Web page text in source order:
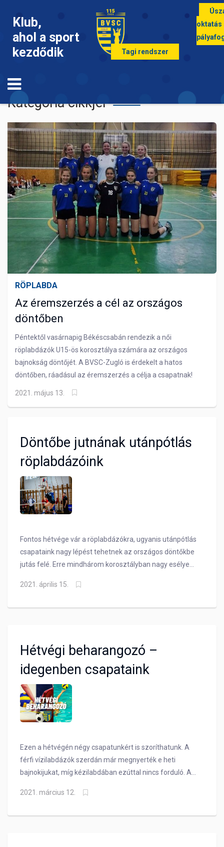
Klub,
ahol a sport
kezdődik
Tagi rendszer
oktatás
Röplabda
Kategória cikkjei
RÖPLABDA
Az éremszerzés a cél az országos
döntőben
Péntektől vasárnapig Békéscsabán rendezik a női
röplabdázók U15-ös korosztálya számára az országos
bajnokság döntőjét. A BVSC-Zugló is érdekelt a hatos
döntőben, ráadásul az éremszerzés a célja a csapatnak!
2021. május 13.
Döntőbe jutnának utánpótlás
röplabdázóink
Fontos hétvége vár a röplabdázókra, ugyanis utánpótlás
csapataink nagy lépést tehetnek az országos döntőkbe
jutás felé. Erre mindhárom korosztályban nagy esélye
2021. április 15.
Hétvégi beharangozó –
idegenben csapataink
Ezen a hétvégén négy csapatunkért is szoríthatunk. A
férfi vízilabdázók szerdán már megnyerték e heti
bajnokijukat, míg kézilabdában ezúttal nincs forduló. A
Mutatjuk is a beharangozónkat!
2021. március 12.